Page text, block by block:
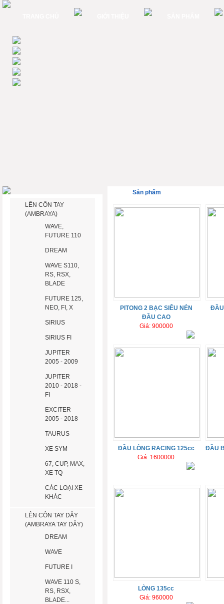
LÊN CÔN TAY
(AMBRAYA)
WAVE,
FUTURE 110
DREAM
WAVE S110,
RS, RSX,
BLADE
FUTURE 125,
NEO, FI, X
SIRIUS
SIRIUS FI
JUPITER
2005 - 2009
JUPITER
2010 - 2018 -
FI
EXCITER
2005 - 2018
TAURUS
XE SYM
67, CUP, MAX,
XE TQ
CÁC LOẠI XE
KHÁC
LÊN CÔN TAY DÂY
(AMBRAYA TAY DÂY)
DREAM
WAVE
FUTURE I
WAVE 110 S,
RS, RSX,
BLADE...
Sản phẩm
PITONG 2 BẠC SIÊU NÉN
ĐẦU CAO
Giá: 900000
ĐẦU
ĐẦU LÒNG RACING 125cc
Giá: 1600000
ĐẦU
LÒNG 135cc
Giá: 960000